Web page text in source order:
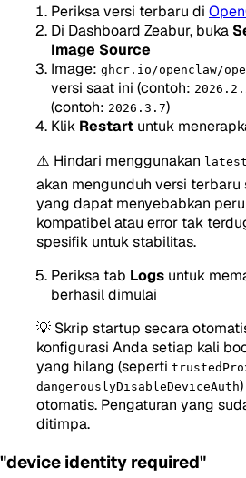
Periksa versi terbaru di
Di Dashboard Zeabur, buka
Image Source
Image: ghcr.io/openclaw/
versi saat ini (contoh:
(contoh: 2026.3.7)
Klik Restart untuk
⚠️ Hindari menggunakan latest
akan mengunduh versi
yang dapat menyebabkan
kompatibel atau error tak
spesifik untuk stabilitas.
Periksa tab Logs untuk
berhasil dimulai
💡 Skrip startup secara
konfigurasi Anda setiap kali
yang hilang (seperti
dangerouslyDisableDeviceAuth
otomatis. Pengaturan yang
ditimpa.
"device identity required"